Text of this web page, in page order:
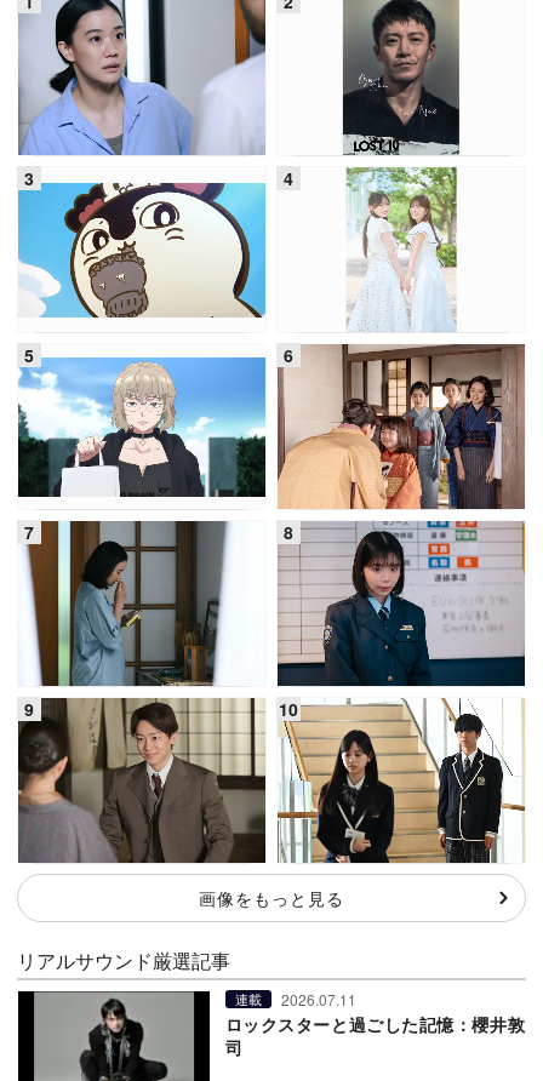
画像をもっと見る
リアルサウンド厳選記事
連載 2026.07.11
ロックスターと過ごした記憶：櫻井敦
司